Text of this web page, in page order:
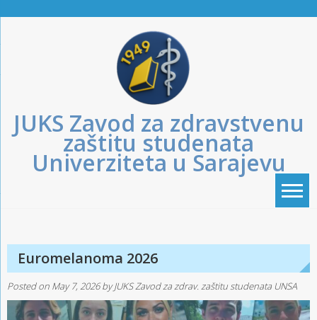
content
JUKS Zavod za zdravstvenu
zaštitu studenata
Univerziteta u Sarajevu
Euromelanoma 2026
Posted on May 7, 2026byJUKS Zavod za zdrav. zaštitu studenata UNSA